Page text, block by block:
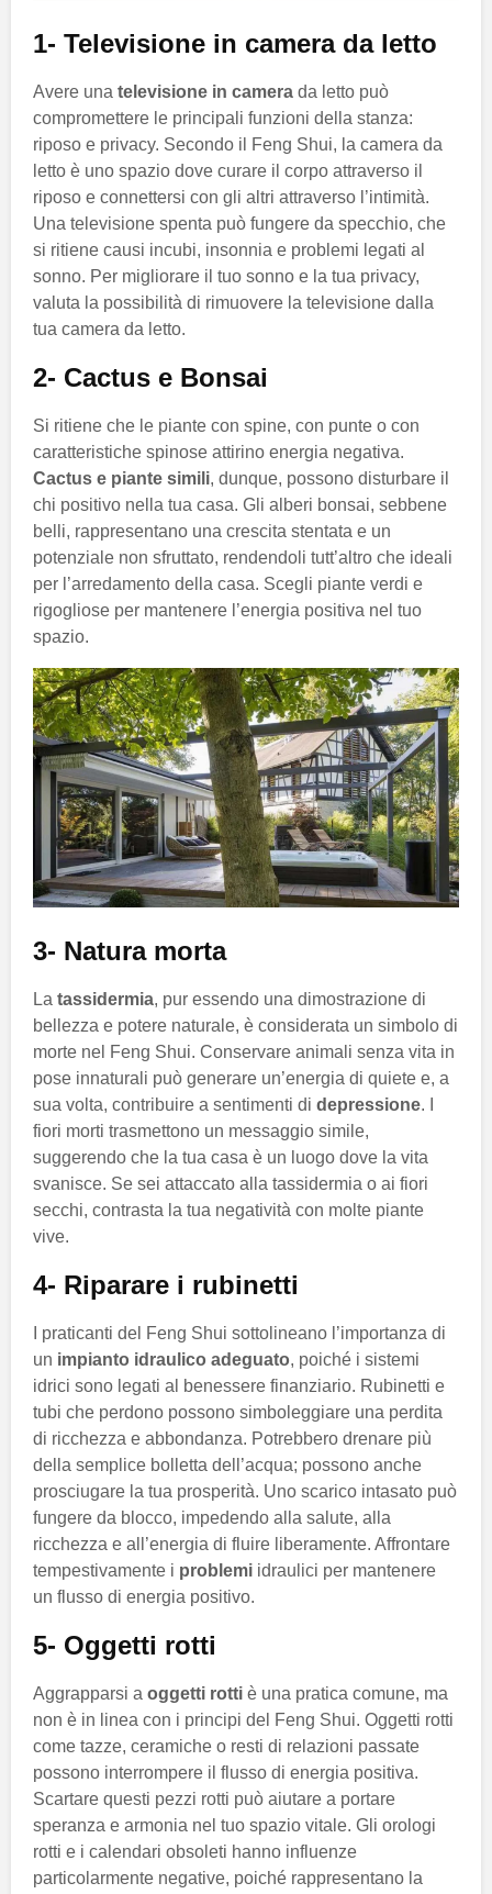
1- Televisione in camera da letto
Avere una televisione in camera da letto può
compromettere le principali funzioni della stanza:
riposo e privacy. Secondo il Feng Shui, la camera da
letto è uno spazio dove curare il corpo attraverso il
riposo e connettersi con gli altri attraverso l’intimità.
Una televisione spenta può fungere da specchio, che
si ritiene causi incubi, insonnia e problemi legati al
sonno. Per migliorare il tuo sonno e la tua privacy,
valuta la possibilità di rimuovere la televisione dalla
tua camera da letto.
2- Cactus e Bonsai
Si ritiene che le piante con spine, con punte o con
caratteristiche spinose attirino energia negativa.
Cactus e piante simili, dunque, possono disturbare il
chi positivo nella tua casa. Gli alberi bonsai, sebbene
belli, rappresentano una crescita stentata e un
potenziale non sfruttato, rendendoli tutt’altro che ideali
per l’arredamento della casa. Scegli piante verdi e
rigogliose per mantenere l’energia positiva nel tuo
spazio.
3- Natura morta
La tassidermia, pur essendo una dimostrazione di
bellezza e potere naturale, è considerata un simbolo di
morte nel Feng Shui. Conservare animali senza vita in
pose innaturali può generare un’energia di quiete e, a
sua volta, contribuire a sentimenti di depressione. I
fiori morti trasmettono un messaggio simile,
suggerendo che la tua casa è un luogo dove la vita
svanisce. Se sei attaccato alla tassidermia o ai fiori
secchi, contrasta la tua negatività con molte piante
vive.
4- Riparare i rubinetti
I praticanti del Feng Shui sottolineano l’importanza di
un impianto idraulico adeguato, poiché i sistemi
idrici sono legati al benessere finanziario. Rubinetti e
tubi che perdono possono simboleggiare una perdita
di ricchezza e abbondanza. Potrebbero drenare più
della semplice bolletta dell’acqua; possono anche
prosciugare la tua prosperità. Uno scarico intasato può
fungere da blocco, impedendo alla salute, alla
ricchezza e all’energia di fluire liberamente. Affrontare
tempestivamente i problemi idraulici per mantenere
un flusso di energia positivo.
5- Oggetti rotti
Aggrapparsi a oggetti rotti è una pratica comune, ma
non è in linea con i principi del Feng Shui. Oggetti rotti
come tazze, ceramiche o resti di relazioni passate
possono interrompere il flusso di energia positiva.
Scartare questi pezzi rotti può aiutare a portare
speranza e armonia nel tuo spazio vitale. Gli orologi
rotti e i calendari obsoleti hanno influenze
particolarmente negative, poiché rappresentano la